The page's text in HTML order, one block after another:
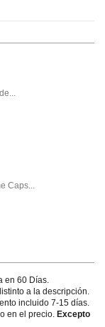
Caps...
en 60 Días.
a la descripción.
incluido 7-15 días.
en el precio. Excepto